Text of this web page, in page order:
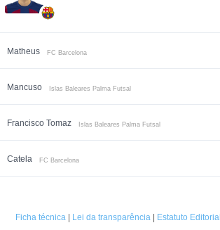
Matheus FC Barcelona
Mancuso Islas Baleares Palma Futsal
Francisco Tomaz Islas Baleares Palma Futsal
Catela FC Barcelona
Ficha técnica| Lei da transparência| Estatuto Editorial